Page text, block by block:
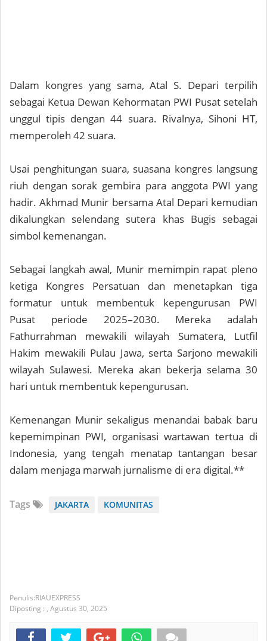
Dalam kongres yang sama, Atal S. Depari terpilih
sebagai Ketua Dewan Kehormatan PWI Pusat setelah
unggul tipis dengan 44 suara. Rivalnya, Sihoni HT,
memperoleh 42 suara.
Usai penghitungan suara, suasana kongres langsung
riuh dengan sorak gembira para anggota PWI yang
hadir. Akhmad Munir bersama Atal Depari kemudian
dikalungkan selendang sutera khas Bugis sebagai
simbol kemenangan.
Sebagai langkah awal, Munir memimpin rapat pleno
ketiga Kongres Persatuan dan menetapkan tiga
formatur untuk membentuk kepengurusan PWI
Pusat periode 2025–2030. Mereka adalah
Fathurrahman mewakili wilayah Sumatera, Lutfil
Hakim mewakili Pulau Jawa, serta Sarjono mewakili
wilayah Sulawesi. Mereka akan bekerja selama 30
hari untuk membentuk kepengurusan.
Kemenangan Munir sekaligus menandai babak baru
kepemimpinan PWI, organisasi wartawan tertua di
Indonesia, yang tengah menatap tantangan besar
dalam menjaga marwah jurnalisme di era digital.**
Tags JAKARTA KOMUNITAS
RIAUEXPRESS
Diposting : , Agustus 30, 2025